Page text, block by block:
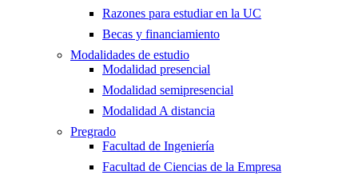
Razones para estudiar en la UC
Becas y financiamiento
Modalidades de estudio
Modalidad presencial
Modalidad semipresencial
Modalidad A distancia
Pregrado
Facultad de Ingeniería
Facultad de Ciencias de la Empresa